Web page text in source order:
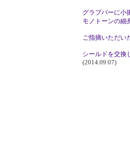
グラブバーに小
モノトーンの細
ご指摘いただい
シールドを交換
(2014.09.07)